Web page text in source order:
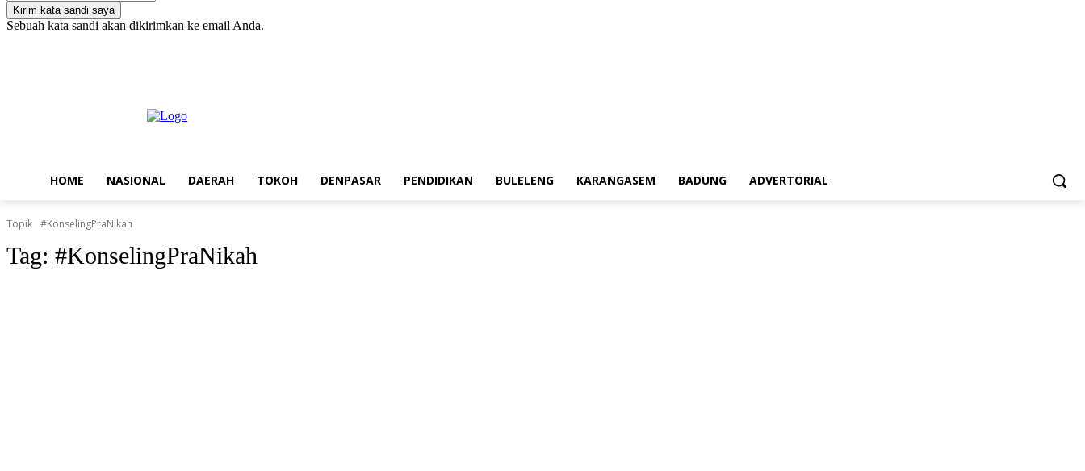
Sebuah kata sandi akan dikirimkan ke email Anda.
HOME NASIONAL DAERAH TOKOH DENPASAR PENDIDIKAN BULELENG KARANGASEM BADUNG ADVERTORIAL
Topik #KonselingPraNikah
Tag: #KonselingPraNikah